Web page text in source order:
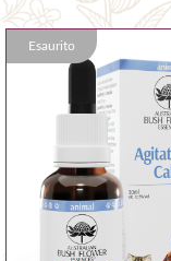
Esaurito